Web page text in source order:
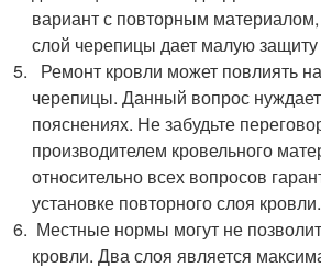
вариант с повторным
слой черепицы дает малую защиту
Ремонт кровли может повлиять
черепицы. Данный вопрос
пояснениях. Не забудьте
производителем кровельного
относительно всех вопросов
установке повторного слоя кровли.
Местные нормы могут не
кровли. Два слоя является